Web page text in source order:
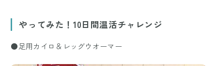
やってみた！10日間温活チャレンジ
●足用カイロ＆レッグウオーマー